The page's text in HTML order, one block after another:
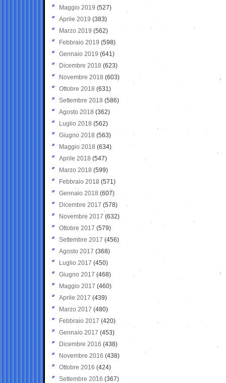
Maggio 2019 (527)
Aprile 2019 (383)
Marzo 2019 (562)
Febbraio 2019 (598)
Gennaio 2019 (641)
Dicembre 2018 (623)
Novembre 2018 (603)
Ottobre 2018 (631)
Settembre 2018 (586)
Agosto 2018 (362)
Luglio 2018 (562)
Giugno 2018 (563)
Maggio 2018 (634)
Aprile 2018 (547)
Marzo 2018 (599)
Febbraio 2018 (571)
Gennaio 2018 (607)
Dicembre 2017 (578)
Novembre 2017 (632)
Ottobre 2017 (579)
Settembre 2017 (456)
Agosto 2017 (368)
Luglio 2017 (450)
Giugno 2017 (468)
Maggio 2017 (460)
Aprile 2017 (439)
Marzo 2017 (480)
Febbraio 2017 (420)
Gennaio 2017 (453)
Dicembre 2016 (438)
Novembre 2016 (438)
Ottobre 2016 (424)
Settembre 2016 (367)